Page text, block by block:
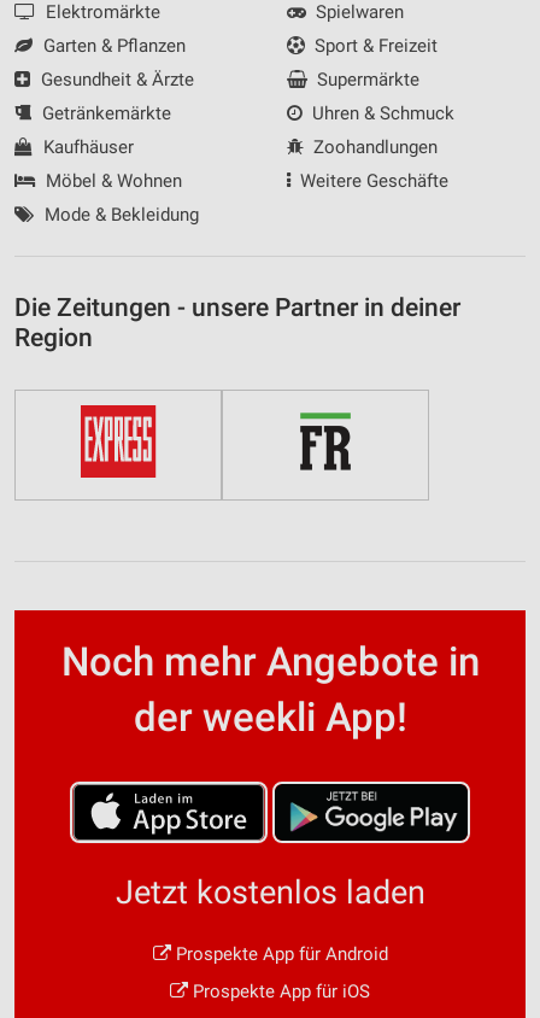
Elektromärkte
Garten & Pflanzen
Gesundheit & Ärzte
Getränkemärkte
Kaufhäuser
Möbel & Wohnen
Mode & Bekleidung
Spielwaren
Sport & Freizeit
Supermärkte
Uhren & Schmuck
Zoohandlungen
Weitere Geschäfte
Die Zeitungen - unsere Partner in deiner
Region
Noch mehr Angebote in
der weekli App!
Jetzt kostenlos laden
Prospekte App für Android
Prospekte App für iOS